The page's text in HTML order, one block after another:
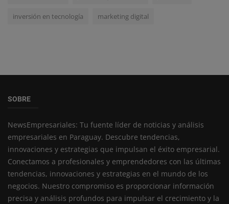
inversión en tecnología marketing digital
SOBRE
NewsEmpresariales: Tu fuente líder de noticias y análisis
empresariales en Paraguay. Descubre tendencias,
innovaciones y estrategias que impulsan el éxito empresarial.
Conectamos a profesionales y emprendedores con las últimas
tendencias, innovaciones y estrategias en el mundo de los
negocios. Nuestro compromiso es proporcionar información
precisa y análisis profundos para impulsar el crecimiento y la